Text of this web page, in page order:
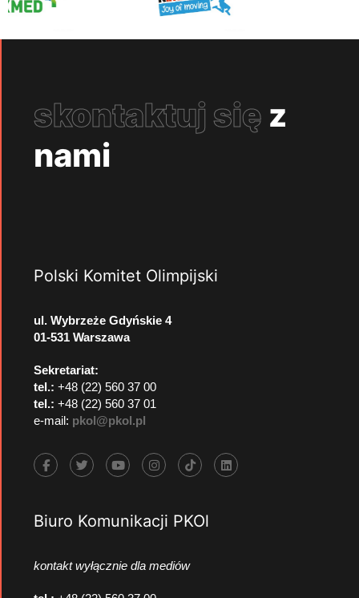
skontaktuj się z
nami
Polski Komitet Olimpijski
ul. Wybrzeże Gdyńskie 4
01-531 Warszawa
Sekretariat:
tel.: +48 (22) 560 37 00
tel.: +48 (22) 560 37 01
e-mail: pkol@pkol.pl
Biuro Komunikacji PKOl
kontakt wyłącznie dla mediów